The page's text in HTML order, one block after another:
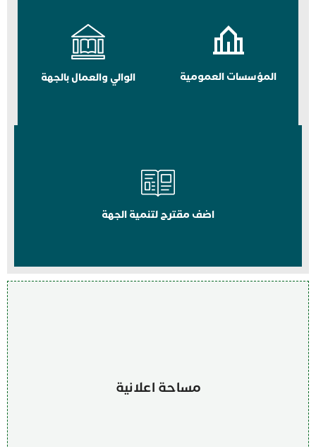
المؤسسات العمومية الوالي والعمال بالجهة
اضف مقترح لتنمية الجهة
مساحة اعلانية